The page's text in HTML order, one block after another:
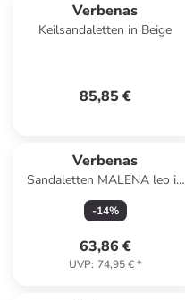
Verbenas
Keilsandaletten in Beige
85,85 €
Verbenas
Sandaletten MALENA leo in
bunt
-14%
63,86 €
UVP: 74,95 €*